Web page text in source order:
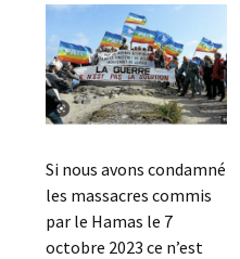
Si nous avons condamné
les massacres commis
par le Hamas le 7
octobre 2023 ce n’est